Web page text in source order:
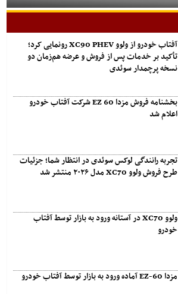
آفتاب خودرو از ولوو XC90 PHEV رونمایی کرد؛
تأکید بر خدمات پس از فروش و عرضه هم‌زمان دو
نسخه پرچمدار سوئدی
بخشنامه فروش مزدا EZ 60 شرکت آفتاب خودرو
اعلام شد
تجربه رانندگی لوکس سوئدی در انتظار شما؛ جزئیات
طرح فروش ولوو XC70 مدل ۲۰۲۶ منتشر شد
ولوو XC70 در آستانه ورود به بازار توسط آفتاب
خودرو
مزدا EZ-60 آماده ورود به بازار توسط آفتاب خودرو